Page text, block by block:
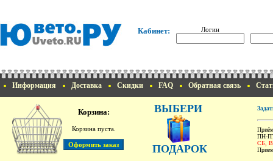
Кабинет: Логин
Информация Доставка Скидки FAQ Обратная связь
Корзина:
Корзина пуста.
ВЫБЕРИ
ПОДАРОК
ПН-
СБ,